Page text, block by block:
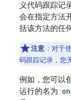
义代码跟踪记
会在指定方法
括该方法的任
注意 ：对于
码跟踪记录，您
例如，您可以
运行的名为